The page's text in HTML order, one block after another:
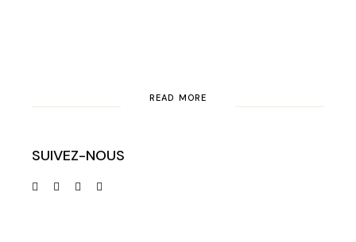
READ MORE
SUIVEZ-NOUS